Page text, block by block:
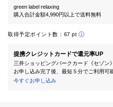
green label relaxing
購入合計金額4,990円以上で送料無料
取得予定ポイント数： 67 pt
提携クレジットカードで還元率UP
三井ショッピングパークカード《セゾン
お申し込み完了後、最短５分でご利用可
今すぐお申し込み